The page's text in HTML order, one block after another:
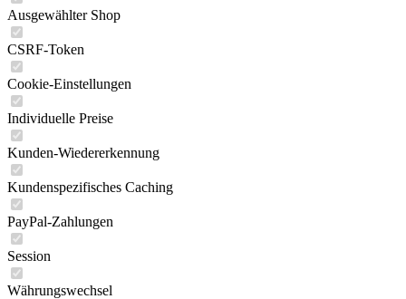
Ausgewählter Shop
CSRF-Token
Cookie-Einstellungen
Individuelle Preise
Kunden-Wiedererkennung
Kundenspezifisches Caching
PayPal-Zahlungen
Session
Währungswechsel